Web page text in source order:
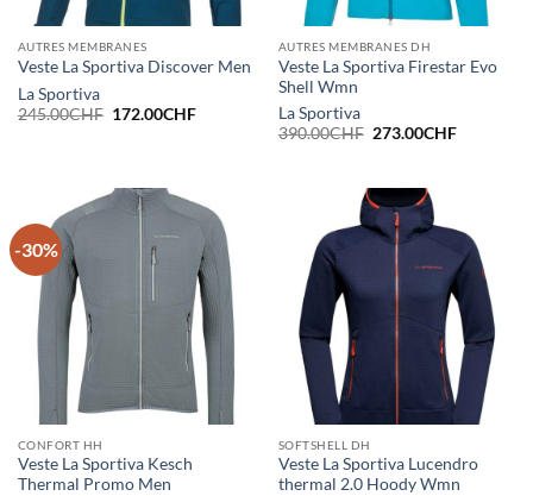
AUTRES MEMBRANES
Veste La Sportiva Discover Men
La Sportiva
245.00CHF Le
172.00CHFLe
AUTRES MEMBRANES DH
Veste La Sportiva Firestar Evo
Shell Wmn
La Sportiva
390.00CHF Le
390.00CHF.
273.00CHFLe
-30%
CONFORT HH
Veste La Sportiva Kesch
Thermal Promo Men
SOFTSHELL DH
Veste La Sportiva Lucendro
thermal 2.0 Hoody Wmn